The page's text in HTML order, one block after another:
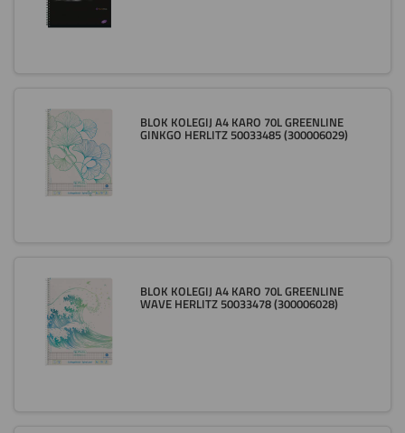
BLOK KOLEGIJ A4 KARO 70L GREENLINE
GINKGO HERLITZ 50033485 (300006029)
BLOK KOLEGIJ A4 KARO 70L GREENLINE
WAVE HERLITZ 50033478 (300006028)